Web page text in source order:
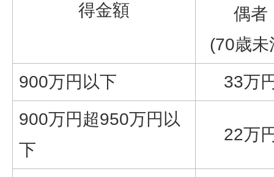
得金額
偶者
(70歳未
900万円以下
33万
900万円超950万円以
下
22万